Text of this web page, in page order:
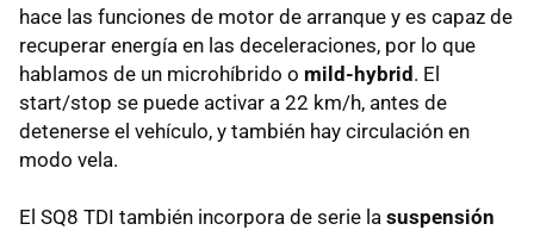
hace las funciones de motor de arranque y es capaz de
recuperar energía en las deceleraciones, por lo que
hablamos de un microhíbrido o mild-hybrid. El
start/stop se puede activar a 22 km/h, antes de
detenerse el vehículo, y también hay circulación en
modo vela.
El SQ8 TDI también incorpora de serie la suspensión